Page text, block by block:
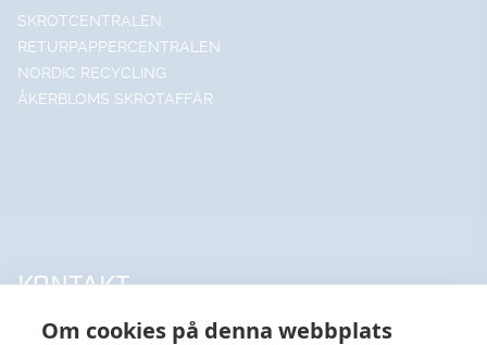
Om cookies på denna webbplats
SKROTCENTRALEN
RETURPAPPERCENTRALEN
NORDIC RECYCLING
ÅKERBLOMS SKROTAFFÄR
KONTAKT
UPPSALA HANDELSSTÅL AB